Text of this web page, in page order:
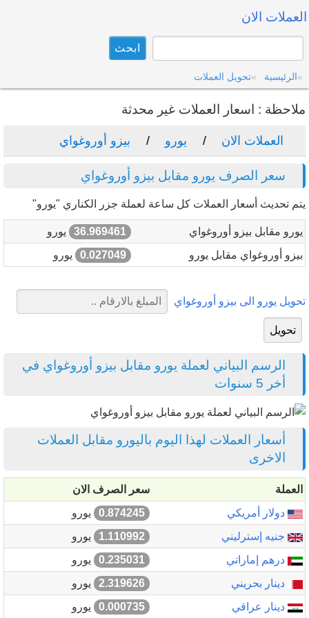
العملات الان
الرئيسية تحويل العملات
ملاحظة : اسعار العملات غير محدثة
العملات الان يورو بيزو أوروغواي
سعر الصرف يورو مقابل بيزو أوروغواي
يتم تحديث أسعار العملات كل ساعة لعملة جزر الكناري "يورو"
يورو مقابل بيزو أوروغواي 36.969461
يورو
بيزو أوروغواي مقابل يورو
0.027049 يورو
تحويل يورو الى بيزو أوروغواي
الرسم البياني لعملة يورو مقابل بيزو أوروغواي في
أخر 5 سنوات
أسعار العملات لهذا اليوم باليورو مقابل العملات
الاخرى
العملة
سعر الصرف الان
دولار أمريكي
0.874245
يورو
جنيه إسترليني
1.110992
يورو
درهم إماراتي
0.235031
يورو
دينار بحريني
2.319626
يورو
دينار عراقي
0.000735 يورو